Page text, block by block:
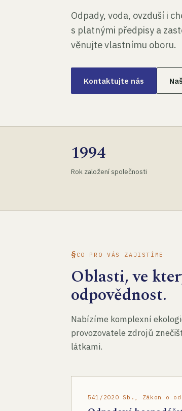
Odpady, voda, ovzduší i
s platnými předpisy a
věnujte vlastnímu oboru.
Kontaktujte nás
1994
Rok založení společnosti
CO PRO VÁS ZAJISTÍME
Oblasti, ve
odpovědnost.
Nabízíme komplexní
provozovatele zdrojů
látkami.
541/2020 Sb., Zákon o